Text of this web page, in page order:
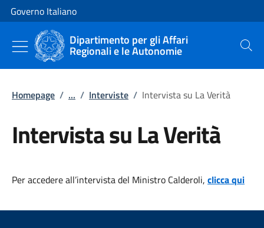
Vai al contenuto
Vai alla navigazione del sito
Governo Italiano
Dipartimento per gli Affari
Regionali e le Autonomie Cerca
Homepage / ... / Interviste / Intervista su La Verità
Intervista su La Verità
Per accedere all’intervista del Ministro Calderoli, clicca qui